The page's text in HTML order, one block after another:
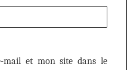
mail et mon site dans le